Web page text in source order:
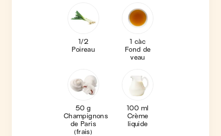
1/2
Poireau
1 càc
Fond de
veau
50 g
Champignons
de Paris
(frais)
100 ml
Crème
liquide